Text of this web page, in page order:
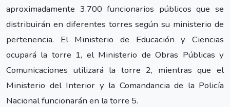
aproximadamente 3.700 funcionarios públicos que se
distribuirán en diferentes torres según su ministerio de
pertenencia. El Ministerio de Educación y Ciencias
ocupará la torre 1, el Ministerio de Obras Públicas y
Comunicaciones utilizará la torre 2, mientras que el
Ministerio del Interior y la Comandancia de la Policía
Nacional funcionarán en la torre 5.